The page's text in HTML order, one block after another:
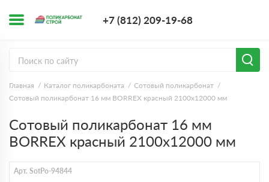
+7 (812) 209-19-68
Главная Каталог поликарбоната
Сотовый поликарбонат
Сотовый поликарбонат 16 мм BORREX красный 2100х12000 мм
Сотовый поликарбонат 16 мм
BORREX красный 2100х12000 мм
Арт. SotPo-94844